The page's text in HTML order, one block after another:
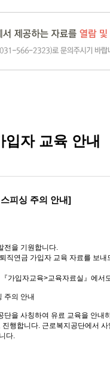
자 교육 안내
피싱 주의 안내]
전을 기원합니다.
직연금 가입자 교육 자료를 보
가입자교육>교육자료실』에서
주의 안내
을 사칭하여 유료 교육을 안
행합니다. 근로복지공단에서
다.